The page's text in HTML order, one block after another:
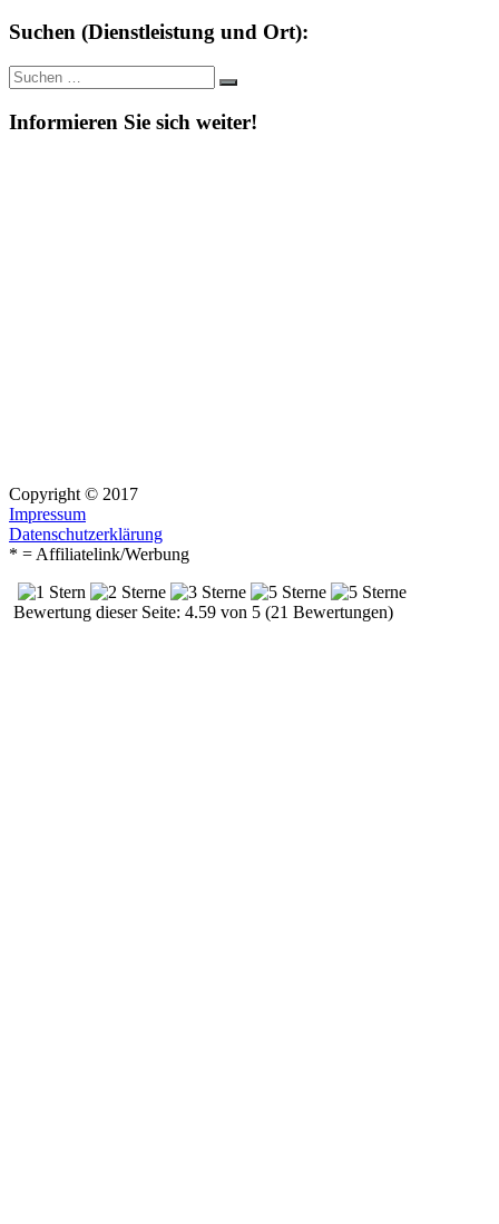
Suchen (Dienstleistung und Ort):
Suche
nach:
Suchen
Informieren Sie sich weiter!
Copyright © 2017
Impressum
Datenschutzerklärung
* = Affiliatelink/Werbung
Bewertung dieser Seite: 4.59 von 5 (21 Bewertungen)